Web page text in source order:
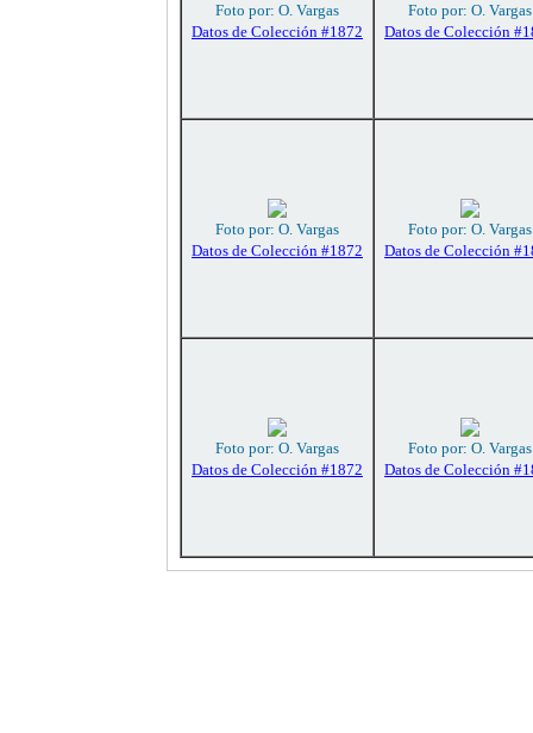
Foto por: O. Vargas
Datos de Colección #1872
Foto por: O. Vargas
Datos de Colección
Foto por: O. Vargas
Datos de Colección #1872
Foto por: O. Vargas
Datos de Colección
Foto por: O. Vargas
Datos de Colección #1872
Foto por: O. Vargas
Datos de Colección